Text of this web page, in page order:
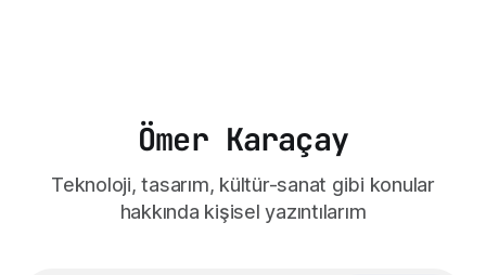
Ömer Karaçay
Teknoloji, tasarım, kültür-sanat gibi konular
hakkında kişisel yazıntılarım